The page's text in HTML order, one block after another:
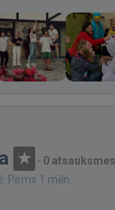
· 0 atsauksmes
Pirms 1 mēn.